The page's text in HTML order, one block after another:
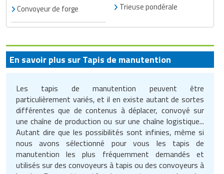
Convoyeur de forge Trieuse pondérale
En savoir plus sur Tapis de manutention
Les tapis de manutention peuvent être
particulièrement variés, et il en existe autant de sortes
différentes que de contenus à déplacer, convoyé sur
une chaîne de production ou sur une chaîne logistique...
Autant dire que les possibilités sont infinies, même si
nous avons sélectionné pour vous les tapis de
manutention les plus fréquemment demandés et
utilisés sur des convoyeurs à tapis ou des convoyeurs à